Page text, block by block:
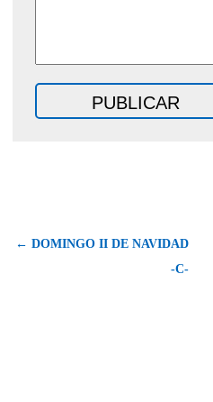
← DOMINGO II DE NAVIDAD
-C-